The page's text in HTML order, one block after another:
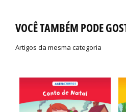
VOCÊ TAMBÉM PODE
Artigos da mesma categoria